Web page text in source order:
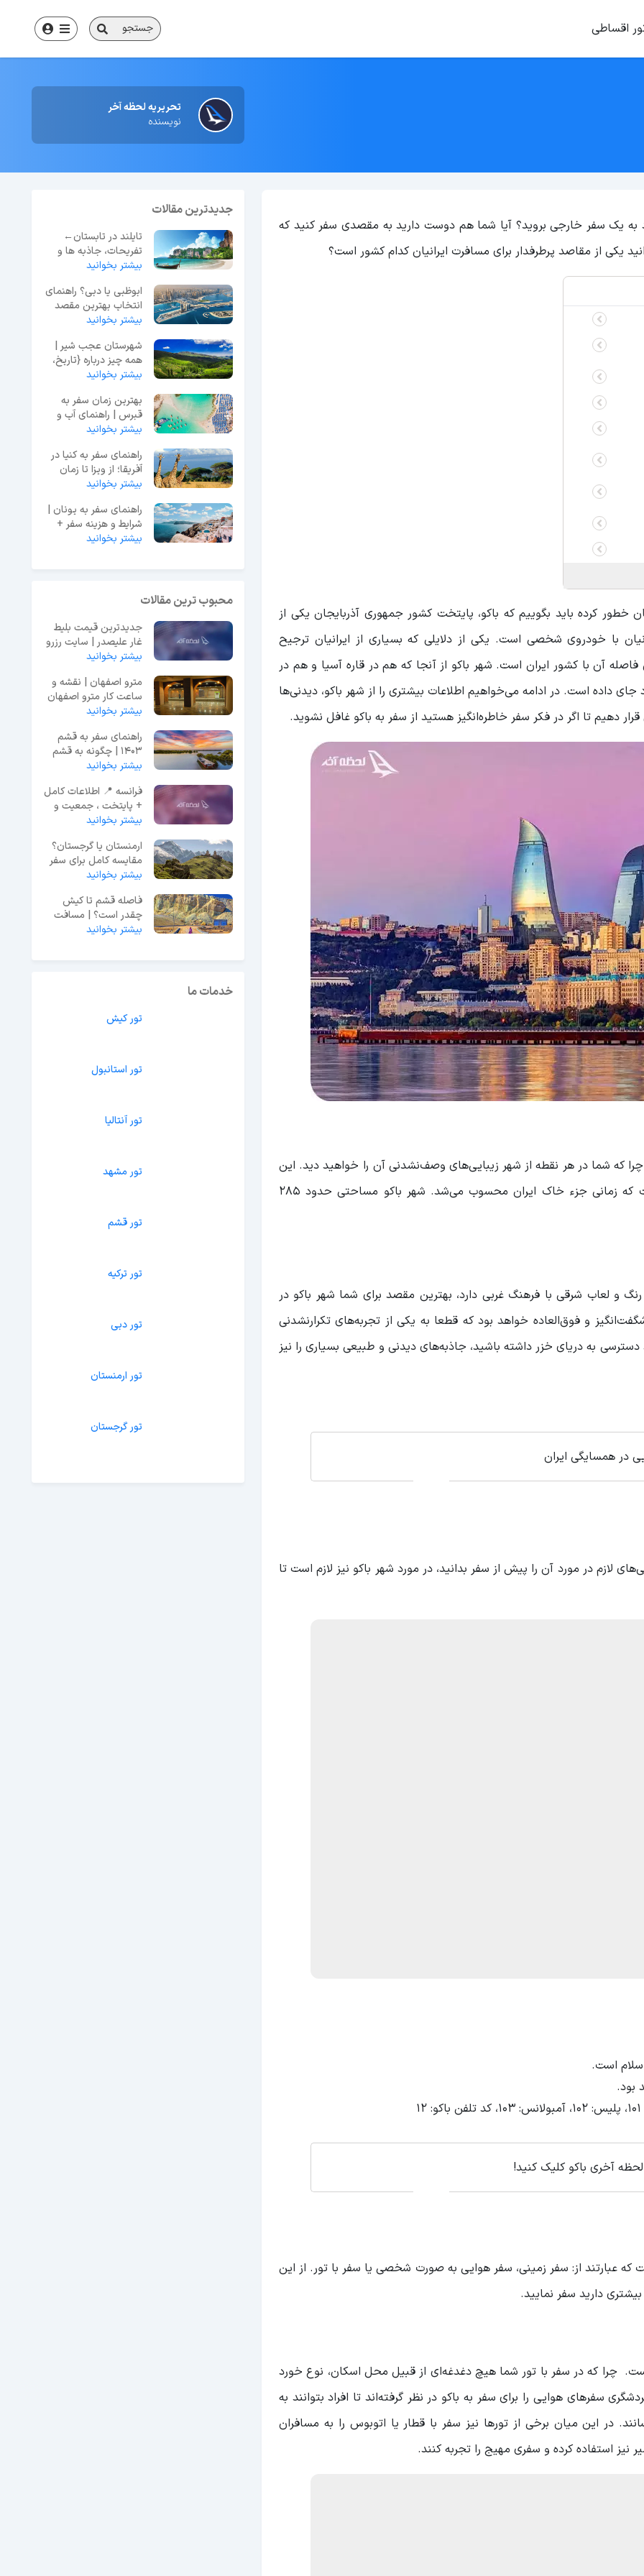
اقساطی جستجو
تحریریه لحظه آخر
نویسنده
به یک سفر خارجی بروید؟ آیا شما هم دوست دارید به مقصدی سفر کنید که
یکی از مقاصد پرطرفدار برای مسافرت ایرانیان کدام کشور است؟
باکو
خطور کرده باید بگوییم که باکو، پایتخت کشور جمهوری آذربایجان یکی از
با خودروی شخصی است. یکی از دلایلی که بسیاری از ایرانیان ترجیح
آن با کشور ایران است. شهر باکو از آنجا که هم در قاره آسیا و هم در
داده است. در ادامه می‌خواهیم اطلاعات بیشتری را از شهر باکو، دیدنی‌ها
دهیم تا اگر در فکر سفر خاطره‌انگیز هستید از سفر به باکو غافل نشوید.
که شما در هر نقطه از شهر زیبایی‌های وصف‌نشدنی آن را خواهید دید. این
شهر یکی از پرجمعیت‌ترین شهرهای کشور آذربایجان است که زمانی جزء خاک ایران محسوب می‌شد. شهر باکو مساحتی حدود ۲۸۵
و لعاب شرقی با فرهنگ غربی دارد، بهترین مقصد برای شما شهر باکو در
و فوق‌العاده خواهد بود که قطعا به یکی از تجربه‌های تکرارنشدنی
به دریای خزر داشته باشید، جاذبه‌های دیدنی و طبیعی بسیاری را نیز
در همسایگی ایران
لازم در مورد آن را پیش از سفر بدانید، در مورد شهر باکو نیز لازم است تا
است.
بود.
آخری باکو کلیک کنید!
که عبارتند از: سفر زمینی، سفر هوایی به صورت شخصی یا سفر با تور. از این
دارید سفر نمایید.
چرا که در سفر با تور شما هیچ دغدغه‌ای از قبیل محل اسکان، نوع خورد
سفرهای هوایی را برای سفر به باکو در نظر گرفته‌اند تا افراد بتوانند به
در این میان برخی از تورها نیز سفر با قطار یا اتوبوس را به مسافران
نیز استفاده کرده و سفری مهیج را تجربه کنند.
جدیدترین مقالات
تایلند در تابستان←
تفریحات، جاذبه ها و
بررسی آب و هوا
بیشتر بخوانید
ابوظبی یا دبی؟ راهنمای
انتخاب بهترین مقصد
سفر در امارات
بیشتر بخوانید
شهرستان عجب شیر |
همه چیز درباره {تاریخ،
فرهنگ، جاذبه‌ها}
بیشتر بخوانید
بهترین زمان سفر به
قبرس | راهنمای آب و
هوا و هزینه‌ها
بیشتر بخوانید
راهنمای سفر به کنیا در
آفریقا؛ از ویزا تا زمان
سفر
بیشتر بخوانید
راهنمای سفر به یونان |
شرایط و هزینه سفر +
اطلاعات ضروری
بیشتر بخوانید
محبوب ترین مقالات
جدیدترین قیمت بلیط
غار علیصدر | سایت رزرو
آنلاین
بیشتر بخوانید
مترو اصفهان | نقشه و
ساعت کار مترو اصفهان
1403
بیشتر بخوانید
راهنمای سفر به قشم
1403 | چگونه به قشم
سفر کنیم؟ + هزینه ها
بیشتر بخوانید
فرانسه 📍 اطلاعات کامل
+ پایتخت ، جمعیت و
نقشه
بیشتر بخوانید
ارمنستان یا گرجستان؟
مقایسه کامل برای سفر
در سال ۲۰۲۵
بیشتر بخوانید
فاصله قشم تا کیش
چقدر است؟ | مسافت
کیش تا قشم
بیشتر بخوانید
خدمات ما
تور کیش
تور استانبول
تور دبی
تور ارمنستان
تور گرجستان